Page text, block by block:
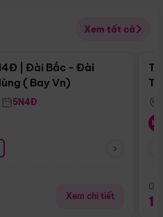
Xem tất cả
Điểm nổi bật
| Đài Bắc - Đài
( Bay Vn)
5N4Đ
Xem chi tiết